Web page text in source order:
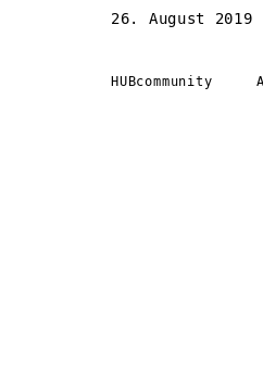
26. August 2019
HUBcommunity